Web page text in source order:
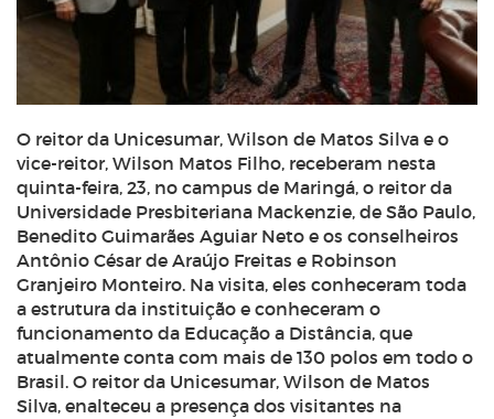
O reitor da Unicesumar, Wilson de Matos Silva e o
vice-reitor, Wilson Matos Filho, receberam nesta
quinta-feira, 23, no campus de Maringá, o reitor da
Universidade Presbiteriana Mackenzie, de São Paulo,
Benedito Guimarães Aguiar Neto e os conselheiros
Antônio César de Araújo Freitas e Robinson
Granjeiro Monteiro. Na visita, eles conheceram toda
a estrutura da instituição e conheceram o
funcionamento da Educação a Distância, que
atualmente conta com mais de 130 polos em todo o
Brasil. O reitor da Unicesumar, Wilson de Matos
Silva, enalteceu a presença dos visitantes na